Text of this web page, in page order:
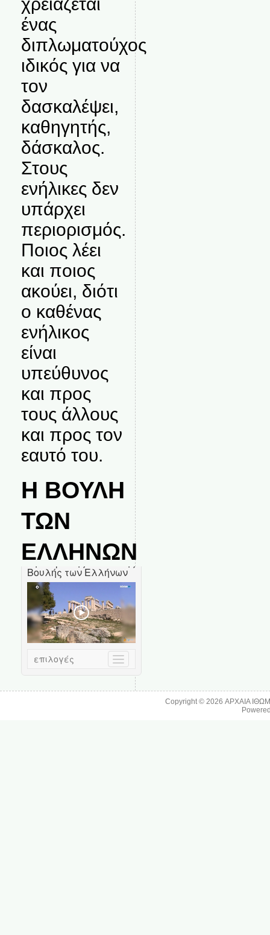
ένας
διπλωματούχος
ιδικός για να
τον
δασκαλέψει,
καθηγητής,
δάσκαλος.
Στους
ενήλικες δεν
υπάρχει
περιορισμός.
Ποιος λέει
και ποιος
ακούει, διότι
ο καθένας
ενήλικος
είναι
υπεύθυνος
και προς
τους άλλους
και προς τον
εαυτό του.
Η ΒΟΥΛΗ
ΤΩΝ
ΕΛΛΗΝΩΝ
Copyright © 2026ΑΡΧΑΙΑ